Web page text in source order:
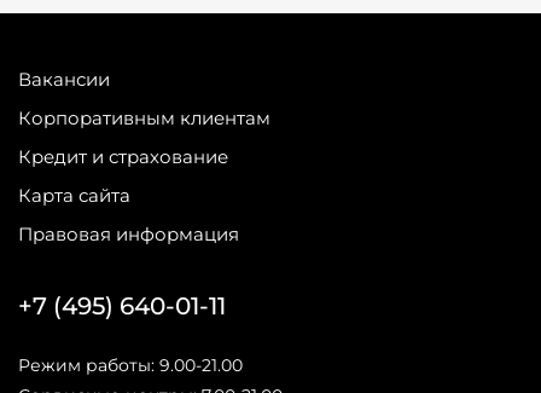
Вакансии
Корпоративным клиентам
Кредит и страхование
Карта сайта
Правовая информация
+7 (495) 640-01-11
Режим работы: 9.00-21.00